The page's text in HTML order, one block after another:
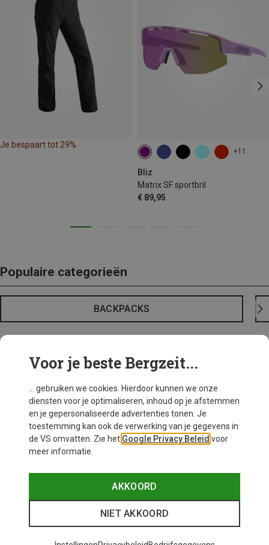
Je bespaart tot 29%
+11
Bliz
Matrix SF sportbril
€ 89,95
Populaire categorieën
BACKPACKS
Voor je beste Bergzeit...
... gebruiken we cookies. Hierdoor kunnen we onze
diensten voor je optimaliseren, inhoud op je afstemmen
en je gepersonaliseerde advertenties tonen. Je
toestemming kan ook de verwerking van je gegevens in
de VS omvatten. Zie het Google Privacy Beleid voor
meer informatie.
AKKOORD
NIET AKKOORD